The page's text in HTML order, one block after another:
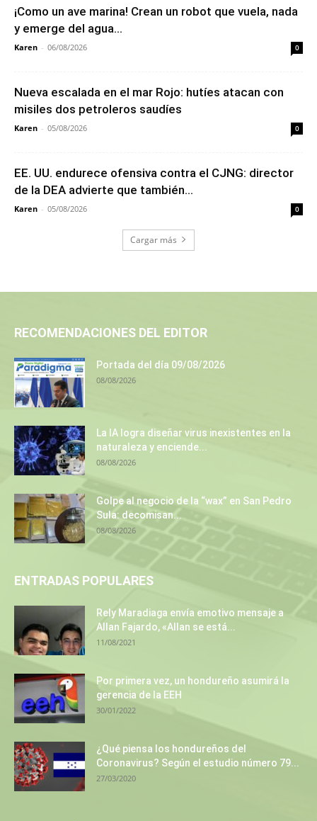
¡Como un ave marina! Crean un robot que vuela, nada
y emerge del agua...
Karen - 06/08/2026 0
Nueva escalada en el mar Rojo: hutíes atacan con
misiles dos petroleros saudíes
Karen - 05/08/2026 0
EE. UU. endurece ofensiva contra el CJNG: director
de la DEA advierte que también...
Karen - 05/08/2026 0
Cargar más
RECOMENDACIONES DEL EDITOR
Portada del día 09/08/2026
08/08/2026
La IA logra diseñar virus inexistentes en la
naturaleza y enciende...
08/08/2026
Golpe al negocio de la “wax” en San Pedro
Sula: decomisan...
08/08/2026
ENTRADAS POPULARES
Rely Maradiaga envía emotivo mensaje a
Allan Fajardo, «Allan se está...
11/08/2021
Por primera vez, un hondureño asumirá la
gerencia de la EEH
30/01/2022
¿Qué piensa los hondureños del
Coronavirus? Según el estudio número 79...
27/03/2020